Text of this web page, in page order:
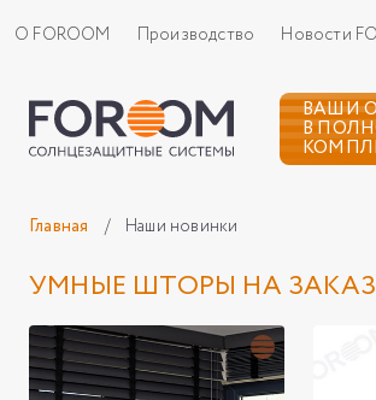
О FOROOM Производство Новости
ВАШИ
В
Главная / Наши новинки
УМНЫЕ ШТОРЫ НА ЗАКАЗ